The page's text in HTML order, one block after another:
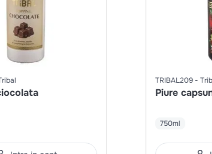
TRIBAL209
Piure
750ml